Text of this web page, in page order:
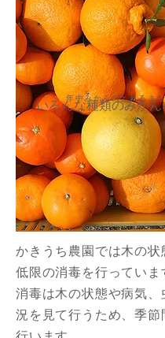
年中みかんのとれるま
いろんな種類のみかん
かきうち農園では木の状
低限の消毒を行っていま
消毒は木の状態や病気、
況を見て行うため、季節